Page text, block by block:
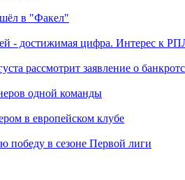
в "Факел"
- достижимая цифра. Интерес к
рассмотрит заявление о
одной команды
в европейском клубе
победу в сезоне Первой лиги